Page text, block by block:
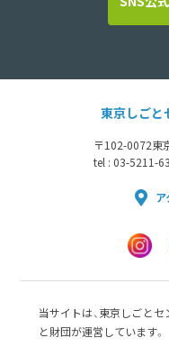
東京しごと
〒102-0072東
tel : 03-5211-
当サイトは、東京しごと
と財団が運営しています。